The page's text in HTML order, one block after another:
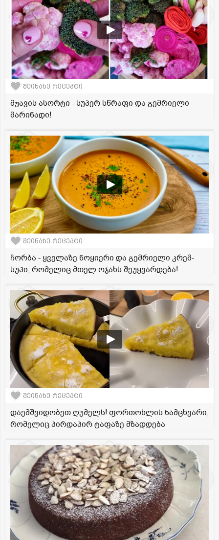
შეინახე რეცეპტი
მჟავის ასორტი - სუპერ სწრაფი და გემრიელი
მარინადი!
შეინახე რეცეპტი
ჩორბა - ყველაზე ნოყიერი და გემრიელი კრემ-
სუპი, რომელიც მთელ ოჯახს შეუყვარდება!
შეინახე რეცეპტი
დაემშვიდობეთ ღუმელს! ფორთოხლის ნამცხვარი,
რომელიც პირდაპირ ტაფაზე მზადდება